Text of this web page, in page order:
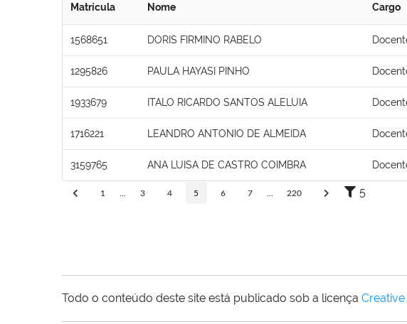
Matrícula Nome Cargo
1568651 DORIS FIRMINO RABELO
1295826 PAULA HAYASI PINHO
1933679 ITALO RICARDO SANTOS ALELUIA
1716221 LEANDRO ANTONIO DE ALMEIDA
3159765 ANA LUISA DE CASTRO COIMBRA
1 3 4 5 6 7 220 5
Todo o conteúdo deste site está publicado sob a licença